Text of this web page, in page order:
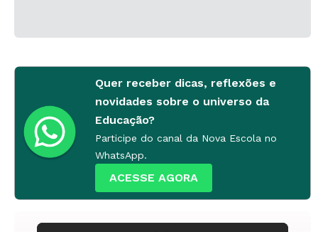
Quer receber dicas, reflexões e
novidades sobre o universo da
Educação?
Participe do canal da Nova Escola no
WhatsApp.
ACESSE AGORA